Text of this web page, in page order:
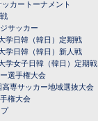
カートーナメント
サッカー
学日韓（韓日）定期戦
学日韓（韓日）新人戦
学女子日韓（韓日）定期戦
選手権大会
専サッカー地域選抜大会
権大会